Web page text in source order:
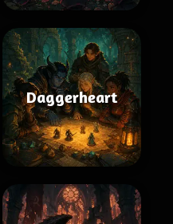
Daggerheart